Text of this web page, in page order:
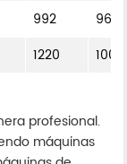
992
1220
profesional.
máquinas